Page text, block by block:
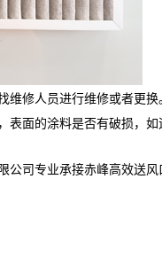
修人员进行维修或者更换。
面的涂料是否有破损，
司专业承接赤峰高效送